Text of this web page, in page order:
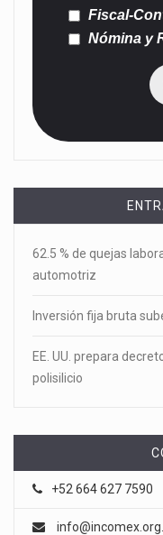
Fiscal-
Nómina y
62.5 % de quejas
automotriz
Inversión fija bruta
EE. UU. prepara
polisilicio
+52 664 627 7590